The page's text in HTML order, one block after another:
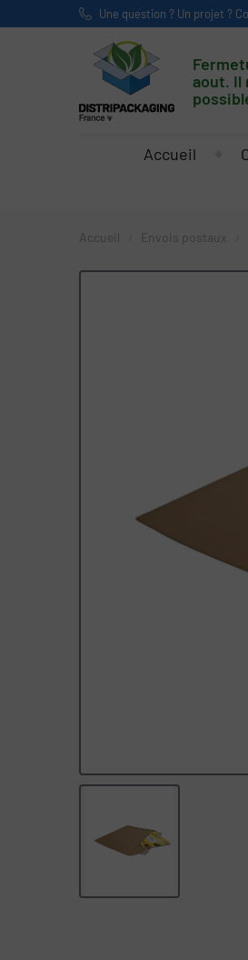
Une question ? Un projet ?
aout. Il
Accueil
Accueil Envois postaux